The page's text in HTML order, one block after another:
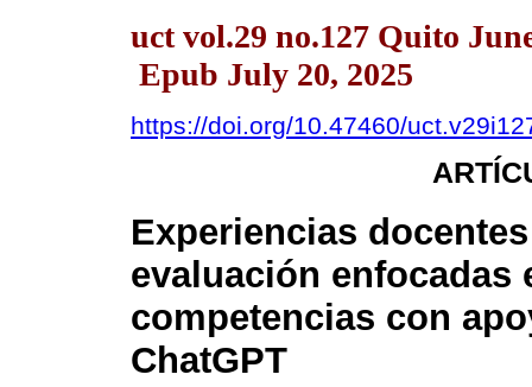
uct vol.29 no.127 Quito
Epub July 20, 2025
https://doi.org/10.47460/
Experiencias
evaluación enfocadas
competencias con
ChatGPT